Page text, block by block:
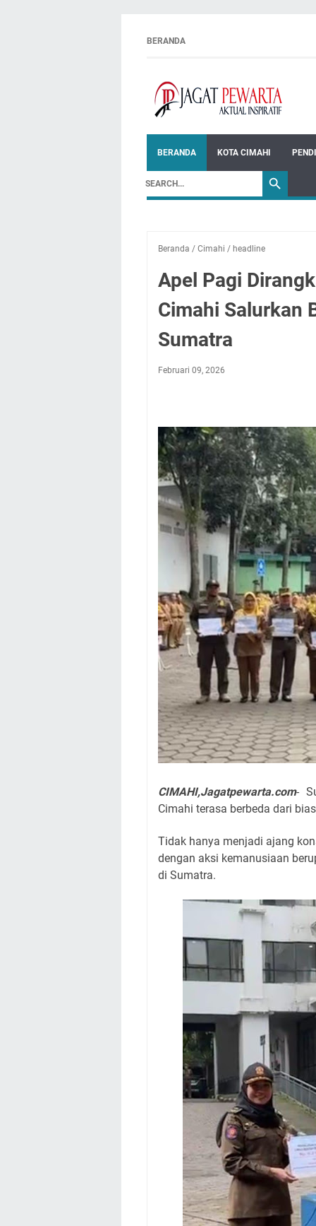
BERANDA
BERANDA KOTA CIMAHI
Beranda / Cimahi / headline
Apel Pagi
Cimahi Salurkan
Sumatra
Februari 09, 2026
CIMAHI,Jagatpewarta.com-
Cimahi terasa berbeda dari
Tidak hanya menjadi ajang
dengan aksi kemanusiaan
di Sumatra.